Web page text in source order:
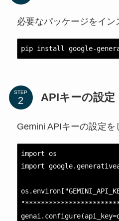
必要なパッケージをイン
pip install google-
STEP APIキーの設定
Gemini APIキーの設定を
import os
import